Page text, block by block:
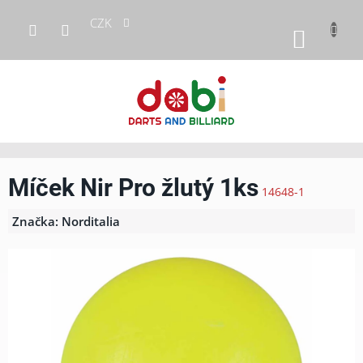
obsah
CZK
KOŠÍK
Míček Nir Pro žlutý 1ks 14648-1
Značka: Norditalia